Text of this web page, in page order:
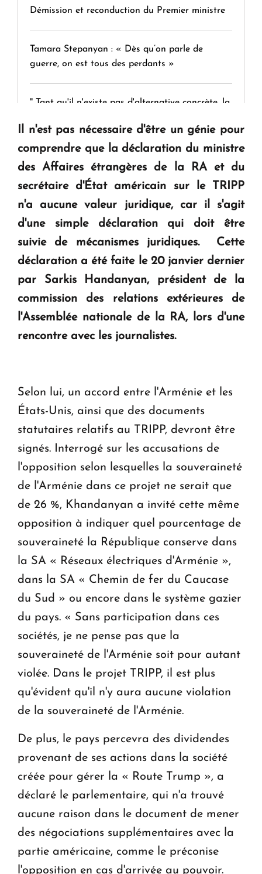
Démission et reconduction du Premier ministre
Tamara Stepanyan : « Dès qu’on parle de
guerre, on est tous des perdants »
" Tant qu'il n'existe pas d'alternative concrète, la
KASA : 30 ans d'audace, de résilience et d'avenir
en Arménie
Le premier hôtel Hyatt Regency d'Arménie
ouvrira ses portes à Dilijan
Il n'est pas nécessaire d'être un génie pour
comprendre que la déclaration du ministre
des Affaires étrangères de la RA et du
secrétaire d'État américain sur le TRIPP
n'a aucune valeur juridique, car il s'agit
d'une simple déclaration qui doit être
suivie de mécanismes juridiques. Cette
déclaration a été faite le 20 janvier dernier
par Sarkis Handanyan, président de la
commission des relations extérieures de
l'Assemblée nationale de la RA, lors d'une
rencontre avec les journalistes.
Selon lui, un accord entre l'Arménie et les
États-Unis, ainsi que des documents
statutaires relatifs au TRIPP, devront être
signés. Interrogé sur les accusations de
l'opposition selon lesquelles la souveraineté
de l'Arménie dans ce projet ne serait que
de 26 %, Khandanyan a invité cette même
opposition à indiquer quel pourcentage de
souveraineté la République conserve dans
la SA « Réseaux électriques d'Arménie »,
dans la SA « Chemin de fer du Caucase
du Sud » ou encore dans le système gazier
du pays. « Sans participation dans ces
sociétés, je ne pense pas que la
souveraineté de l'Arménie soit pour autant
violée. Dans le projet TRIPP, il est plus
qu'évident qu'il n'y aura aucune violation
de la souveraineté de l'Arménie.
De plus, le pays percevra des dividendes
provenant de ses actions dans la société
créée pour gérer la « Route Trump », a
déclaré le parlementaire, qui n'a trouvé
aucune raison dans le document de mener
des négociations supplémentaires avec la
partie américaine, comme le préconise
l'opposition en cas d'arrivée au pouvoir.